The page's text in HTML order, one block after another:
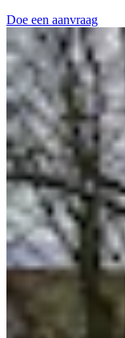
Doe een aanvraag